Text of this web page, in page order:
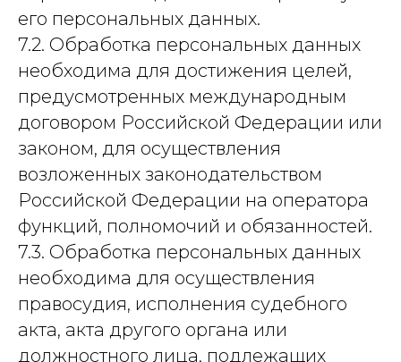
его персональных данных.
7.2. Обработка персональных данных
необходима для достижения целей,
предусмотренных международным
договором Российской Федерации или
законом, для осуществления
возложенных законодательством
Российской Федерации на оператора
функций, полномочий и обязанностей.
7.3. Обработка персональных данных
необходима для осуществления
правосудия, исполнения судебного
акта, акта другого органа или
должностного лица, подлежащих